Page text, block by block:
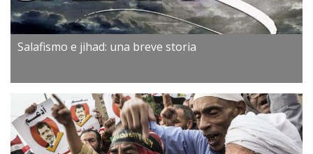
Salafismo e jihad: una breve storia